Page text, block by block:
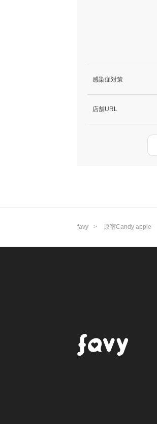
感染症対策
店舗URL
favy 原宿Candy apple